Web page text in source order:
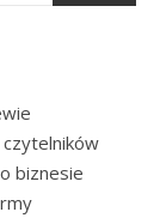
biznesie